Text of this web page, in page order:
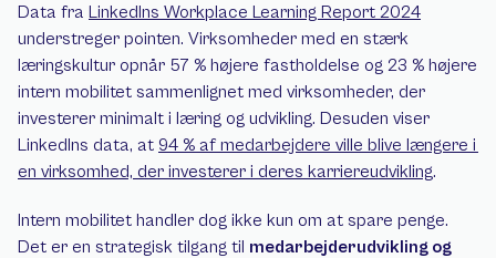
Data fra LinkedIns Workplace Learning Report 2024
understreger pointen. Virksomheder med en stærk
læringskultur opnår 57 % højere fastholdelse og 23 % højere
intern mobilitet sammenlignet med virksomheder, der
investerer minimalt i læring og udvikling. Desuden viser
LinkedIns data, at 94 % af medarbejdere ville blive længere i
en virksomhed, der investerer i deres karriereudvikling.
Intern mobilitet handler dog ikke kun om at spare penge.
Det er en strategisk tilgang til medarbejderudvikling og